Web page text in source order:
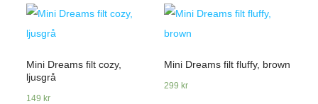
Mini Dreams filt cozy,
ljusgrå
149kr
Mini Dreams filt fluffy, brown
299kr